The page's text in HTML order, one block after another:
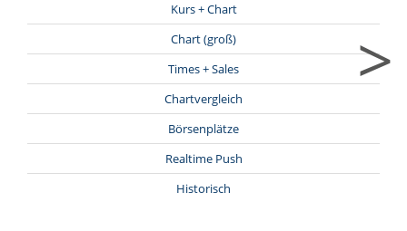
Kurs + Chart
Chart (groß)
Times + Sales
Chartvergleich
Börsenplätze
Realtime Push
Historisch
>